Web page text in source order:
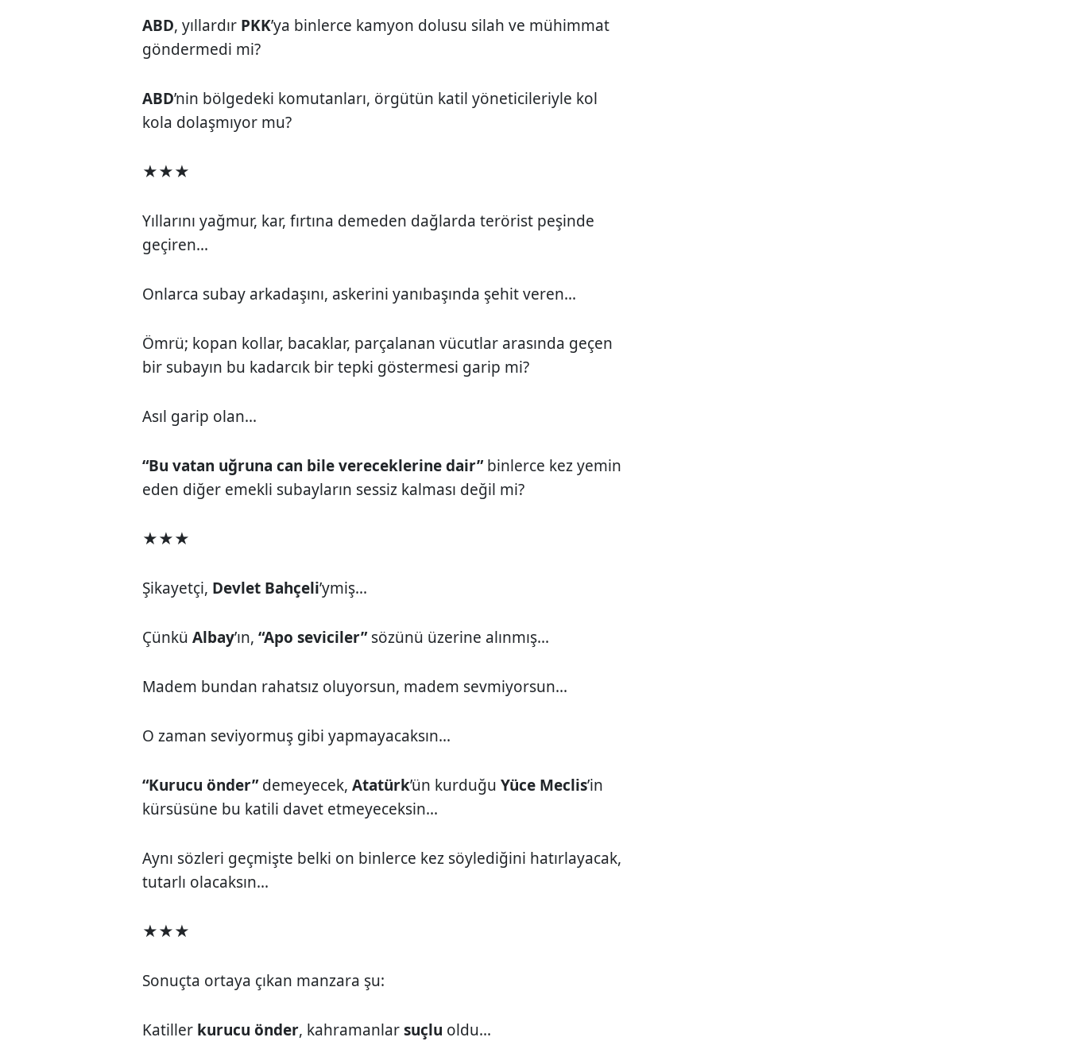
ABD, yıllardır PKK’ya binlerce kamyon dolusu silah ve mühimmat
göndermedi mi?
ABD’nin bölgedeki komutanları, örgütün katil yöneticileriyle kol
kola dolaşmıyor mu?
★★★
Yıllarını yağmur, kar, fırtına demeden dağlarda terörist peşinde
geçiren...
Onlarca subay arkadaşını, askerini yanıbaşında şehit veren...
Ömrü; kopan kollar, bacaklar, parçalanan vücutlar arasında geçen
bir subayın bu kadarcık bir tepki göstermesi garip mi?
Asıl garip olan...
“Bu vatan uğruna can bile vereceklerine dair”binlerce kez yemin
eden diğer emekli subayların sessiz kalması değil mi?
★★★
Şikayetçi, Devlet Bahçeli’ymiş...
ÇünküAlbay’ın,“Apo seviciler”sözünü üzerine alınmış...
Madem bundan rahatsız oluyorsun, madem sevmiyorsun...
O zaman seviyormuş gibi yapmayacaksın...
“Kurucu önder”demeyecek,Atatürk’ün kurduğuYüce Meclis’in
kürsüsüne bu katili davet etmeyeceksin...
Aynı sözleri geçmişte belki on binlerce kez söylediğini hatırlayacak,
tutarlı olacaksın...
★★★
Sonuçta ortaya çıkan manzara şu:
Katiller kurucu önder, kahramanlarsuçlu oldu...